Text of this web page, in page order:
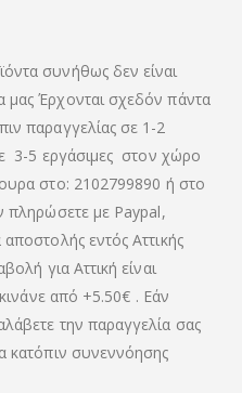
συνήθως δεν είναι
μας Έρχονται σχεδόν πάντα
παραγγελίας σε 1-2
3-5 εργάσιμες στον χώρο
στο: 2102799890 ή στο
με Paypal,
εντός Αττικής
για Αττική είναι
από +5.50€ . Εάν
την παραγγελία σας
κατόπιν συνεννόησης